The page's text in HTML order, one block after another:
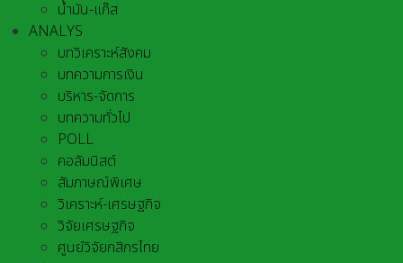
น้ำมัน-แก๊ส
ANALYS
บทวิเคราะห์สังคม
บทความการเงิน
บริหาร-จัดการ
บทความทั่วไป
POLL
คอลัมนิสต์
สัมภาษณ์พิเศษ
วิเคราะห์-เศรษฐกิจ
วิจัยเศรษฐกิจ
ศูนย์วิจัยกสิกรไทย